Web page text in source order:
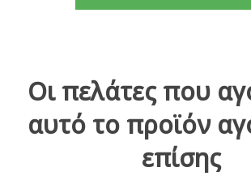
Οι πελάτες που
αυτό το προϊόν
επίσης